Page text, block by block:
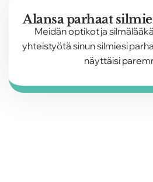
Alansa parhaat
Meidän optikot ja
yhteistyötä sinun silmiesi
näyttäisi